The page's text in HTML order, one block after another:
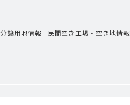
分譲用地情報 民間空き工場・空き地情報